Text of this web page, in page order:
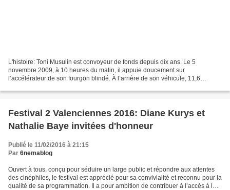
L'histoire: Toni Musulin est convoyeur de fonds depuis dix ans. Le 5
novembre 2009, à 10 heures du matin, il appuie doucement sur
l’accélérateur de son fourgon blindé. À l’arrière de son véhicule, 11,6
Festival 2 Valenciennes 2016: Diane Kurys et
Nathalie Baye invitées d'honneur
Publié le 11/02/2016 à 21:15
Par 6nemablog
Ouvert à tous, conçu pour séduire un large public et répondre aux attentes
des cinéphiles, le festival est apprécié pour sa convivialité et reconnu pour la
qualité de sa programmation. Il a pour ambition de contribuer à l’accès à la